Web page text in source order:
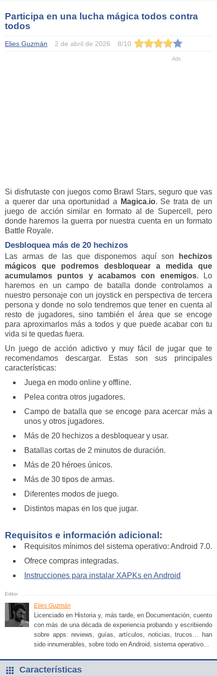
Participa en una lucha mágica todos contra
todos
Elies Guzmán 2 de abril de 2026 8/10
Si disfrutaste con juegos como Brawl Stars, seguro que vas
a querer dar una oportunidad a Magica.io. Se trata de un
juego de acción similar en formato al de Supercell, pero
donde haremos la guerra por nuestra cuenta en un formato
Battle Royale.
Desbloquea más de 20 hechizos
Las armas de las que disponemos aquí son
hechizos
mágicos que podremos desbloquear a medida que
acumulamos puntos y acabamos con enemigos. Lo
haremos en un campo de batalla donde controlamos a
nuestro personaje con un joystick en perspectiva de tercera
persona y donde no solo tendremos que tener en cuenta al
resto de jugadores, sino también el área que se encoge
para aproximarlos más a todos y que puede acabar con tu
vida si te quedas fuera.
Un juego de acción adictivo y muy fácil de jugar que te
recomendamos descargar. Estas son sus principales
características:
Juega en modo online y offline.
Pelea contra otros jugadores.
Campo de batalla que se encoge para acercar más a
unos y otros jugadores.
Más de 20 hechizos a desbloquear y usar.
Batallas cortas de 2 minutos de duración.
Más de 20 héroes únicos.
Más de 30 tipos de armas.
Diferentes modos de juego.
Distintos mapas en los que jugar.
Requisitos e información adicional:
Requisitos mínimos del sistema operativo: Android 7.0.
Ofrece compras integradas.
Instrucciones para instalar XAPKs en Android
Elies Guzmán
Licenciado en Historia y, más tarde, en Documentación, cuento
con más de una década de experiencia probando y escribiendo
sobre apps: reviews, guías, artículos, noticias, trucos… han
sido innumerables, sobre todo en Android, sistema operativo...
Características